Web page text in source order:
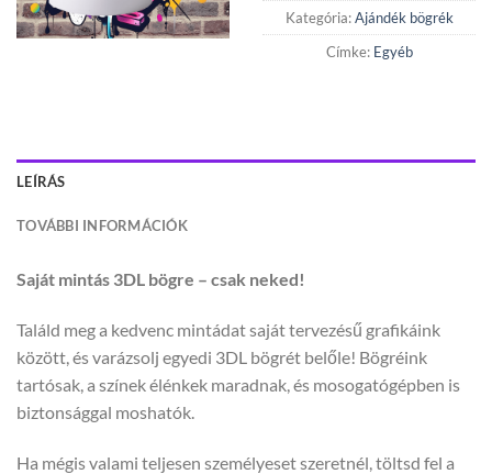
Kategória:Ajándék bögrék
Címke: Egyéb
LEÍRÁS
TOVÁBBI INFORMÁCIÓK
Saját mintás 3DL bögre – csak neked!
Találd meg a kedvenc mintádat saját tervezésű grafikáink
között, és varázsolj egyedi 3DL bögrét belőle! Bögréink
tartósak, a színek élénkek maradnak, és mosogatógépben is
biztonsággal moshatók.
Ha mégis valami teljesen személyeset szeretnél, töltsd fel a